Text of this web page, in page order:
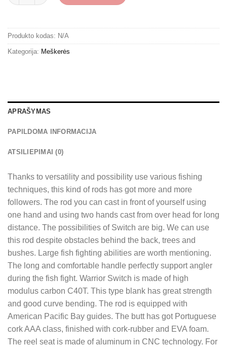
Produkto kodas: N/A
Kategorija: Meškerės
APRAŠYMAS
PAPILDOMA INFORMACIJA
ATSILIEPIMAI (0)
Thanks to versatility and possibility use various fishing
techniques, this kind of rods has got more and more
followers. The rod you can cast in front of yourself using
one hand and using two hands cast from over head for long
distance. The possibilities of Switch are big. We can use
this rod despite obstacles behind the back, trees and
bushes. Large fish fighting abilities are worth mentioning.
The long and comfortable handle perfectly support angler
during the fish fight. Warrior Switch is made of high
modulus carbon C40T. This type blank has great strength
and good curve bending. The rod is equipped with
American Pacific Bay guides. The butt has got Portuguese
cork AAA class, finished with cork-rubber and EVA foam.
The reel seat is made of aluminum in CNC technology. For